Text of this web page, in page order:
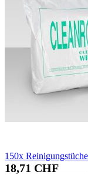
150x
18,71 CHF